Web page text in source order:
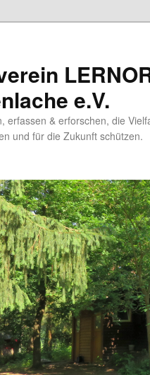
e.V.
erfassen & erforschen, die
und für die Zukunft schützen.